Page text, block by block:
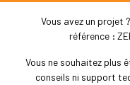
Vous avez un projet
référence :
Vous ne souhaitez plus
conseils ni support